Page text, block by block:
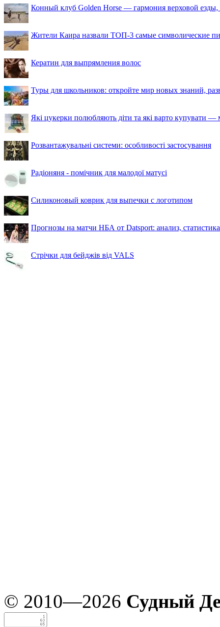
Конный клуб Golden Horse — гармония верховой езды,
Жители Каира назвали ТОП-3 самые символические
Кератин для выпрямления волос
Туры для школьников: откройте мир новых знаний,
Які цукерки полюбляють діти та які варто купувати —
Розвантажувальні системи: особливості застосування
Радіоняня - помічник для малодої матусі
Силиконовый коврик для выпечки с логотипом
Прогнозы на матчи НБА от Datsport: анализ,
Стрічки для бейджів від VALS
© 2010—2026 Судный